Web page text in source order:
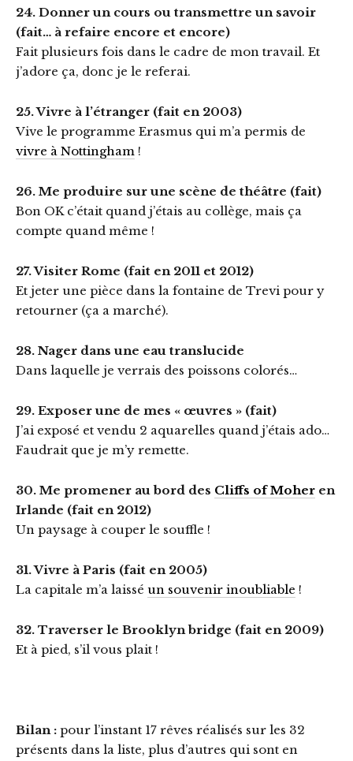
24. Donner un cours ou transmettre un savoir
(fait… à refaire encore et encore)
Fait plusieurs fois dans le cadre de mon travail. Et
j’adore ça, donc je le referai.
25. Vivre à l’étranger (fait en 2003)
Vive le programme Erasmus qui m’a permis de
vivre à Nottingham !
26. Me produire sur une scène de théâtre (fait)
Bon OK c’était quand j’étais au collège, mais ça
compte quand même !
27. Visiter Rome (fait en 2011 et 2012)
Et jeter une pièce dans la fontaine de Trevi pour y
retourner (ça a marché).
28. Nager dans une eau translucide
Dans laquelle je verrais des poissons colorés…
29. Exposer une de mes « œuvres » (fait)
J’ai exposé et vendu 2 aquarelles quand j’étais ado…
Faudrait que je m’y remette.
30. Me promener au bord des Cliffs of Moher en
Irlande (fait en 2012)
Un paysage à couper le souffle !
31. Vivre à Paris (fait en 2005)
La capitale m’a laissé un souvenir inoubliable !
32. Traverser le Brooklyn bridge (fait en 2009)
Et à pied, s’il vous plait !
Bilan : pour l’instant 17 rêves réalisés sur les 32
présents dans la liste, plus d’autres qui sont en